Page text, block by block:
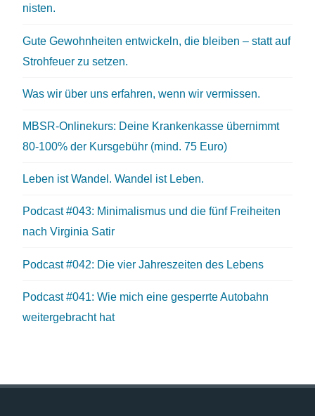
nisten.
Gute Gewohnheiten entwickeln, die bleiben – statt auf
Strohfeuer zu setzen.
Was wir über uns erfahren, wenn wir vermissen.
MBSR-Onlinekurs: Deine Krankenkasse übernimmt
80-100% der Kursgebühr (mind. 75 Euro)
Leben ist Wandel. Wandel ist Leben.
Podcast #043: Minimalismus und die fünf Freiheiten
nach Virginia Satir
Podcast #042: Die vier Jahreszeiten des Lebens
Podcast #041: Wie mich eine gesperrte Autobahn
weitergebracht hat